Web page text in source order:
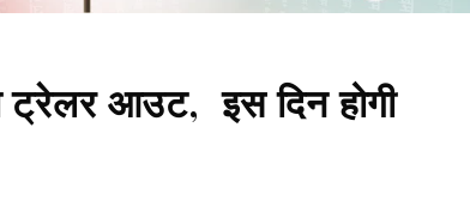
ट्रेलर आउट, इस दिन होगी